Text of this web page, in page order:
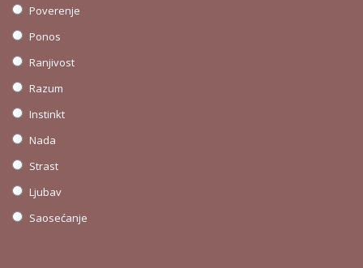
Poverenje
Ponos
Ranjivost
Razum
Instinkt
Nada
Strast
Ljubav
Saosećanje